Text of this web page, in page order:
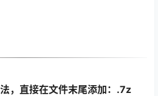
，直接在文件末尾添加：.7z